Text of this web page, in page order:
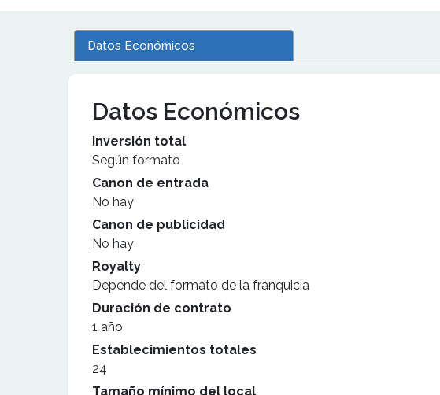
Datos Económicos
Datos Económicos
Inversión total
Según formato
Canon de entrada
No hay
Canon de publicidad
No hay
Royalty
Depende del formato de la franquicia
Duración de contrato
1 año
Establecimientos totales
24
Tamaño mínimo del local